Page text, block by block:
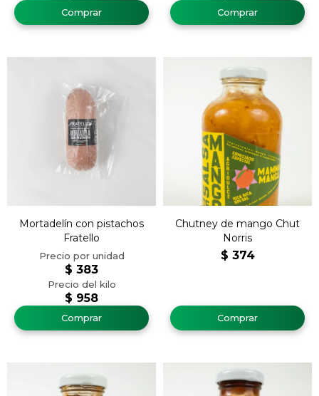
Mortadelín con pistachos
Fratello
$ 958
$ 383
Chutney de mango Chut
Norris
$ 374